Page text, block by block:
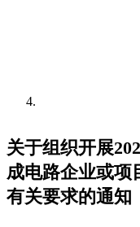
关于组织开展
成电路企业或项
有关要求的通知